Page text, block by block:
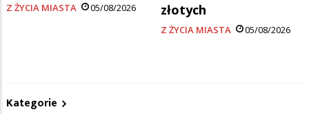
Z ŻYCIA MIASTA 05/08/2026
złotych
Z ŻYCIA MIASTA 05/08/2026
Kategorie